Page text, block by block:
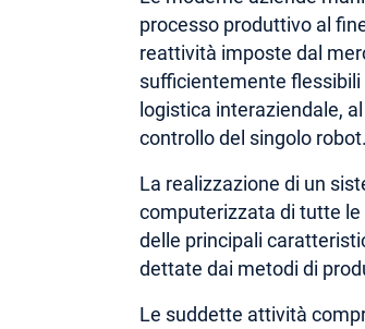
processo produttivo al
reattività imposte dal
sufficientemente
logistica interaziendale,
controllo del singolo robot.
La realizzazione di un
computerizzata di tutte le
delle principali
dettate dai metodi di
Le suddette attività